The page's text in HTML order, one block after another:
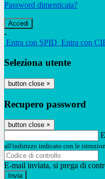
Password dimenticata?
-
Entra con SPID Entra con
Seleziona utente
button close ×
Recupero password
button close ×
all'indirizzo indicato con le
E-mail inviata, si prega di